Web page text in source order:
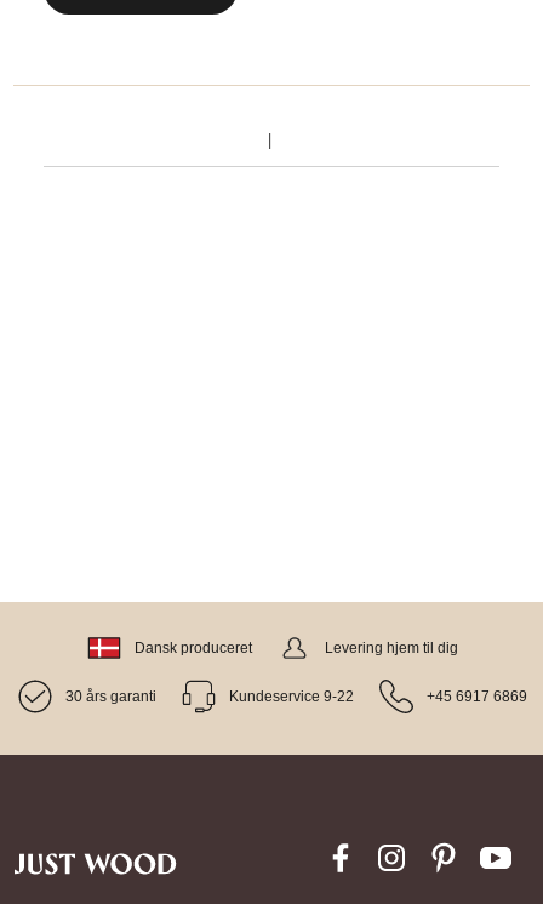
Dansk produceret Levering hjem til dig
30 års garanti Kundeservice 9-22 +45 6917 6869